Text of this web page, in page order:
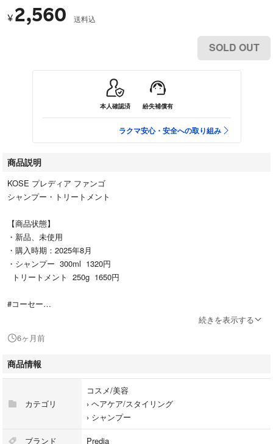
¥ 2,560 送料込
SOLD OUT
本人確認済 紛失補償有
ラクマ安心・安全への取り組み
商品説明
KOSE プレディア ファンゴ
シャンプー・トリートメント
【商品状態】
・新品、未使用
・購入時期：2025年8月
・シャンプー 300ml 1320円
トリートメント 250g 1650円
#コーセー
#シャンプー
#トリートメント
続きを表示する
6ヶ月前
商品情報
カテゴリ
コスメ/美容
› ヘアケア/スタイリング
› シャンプー
ブランド Predia